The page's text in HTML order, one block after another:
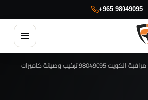
+965 98049095
فتح
فني تصليح كاميرات مراقبة الكويت 98049095 تركيب وصيانة كاميرات